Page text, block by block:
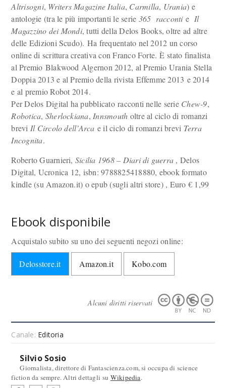
Altrisogni, Writers Magazine Italia, Carmilla, Urania) e
antologie (tra le più importanti le serie 365 racconti e Il
Magazzino dei Mondi, tutti della Delos Books, oltre ad altre
delle Edizioni Scudo). Ha frequentato nel 2012 un corso
online di scrittura creativa con Franco Forte. È stato finalista
al Premio Blakwood Algernon 2012, al Premio Urania Stella
Doppia 2013 e al Premio della rivista Effemme 2013 e 2014
e al premio Robot 2014.
Per Delos Digital ha pubblicato racconti nelle serie Chew-9,
Robotica, Sherlockiana, Innsmouth oltre al ciclo di romanzi
brevi Il Circolo dell’Arca e il ciclo di romanzi brevi Terra
Incognita.
Roberto Guarnieri, Sicilia 1968 – Diari di guerra , Delos
Digital, Ucronica 12, isbn: 9788825418880, ebook formato
kindle (su Amazon.it) o epub (sugli altri store) , Euro € 1,99
Ebook disponibile
Acquistalo subito su uno dei seguenti negozi online:
Delosstore.it Amazon.it Kobo.com
Alcuni diritti riservati
Canale: Editoria
Silvio Sosio
Giornalista, direttore di Fantascienza.com, si occupa di science
fiction da sempre. Altri dettagli su Wikipedia.